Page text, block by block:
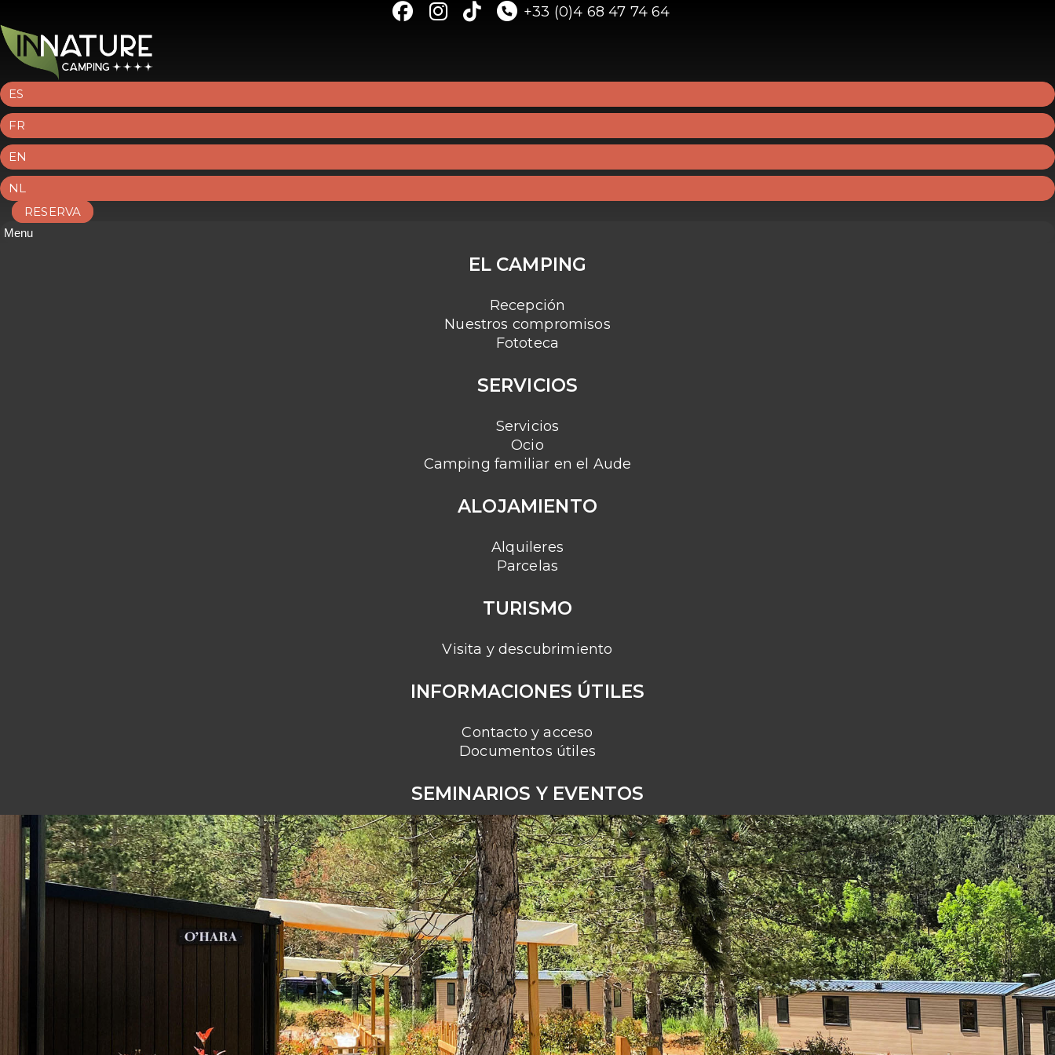
+33 (0)4 68 47 74 64
ES
FR
EN
NL
RESERVA
Menu
EL CAMPING
Recepción
Nuestros compromisos
Fototeca
SERVICIOS
Servicios
Ocio
Camping familiar en el Aude
ALOJAMIENTO
Alquileres
Parcelas
TURISMO
Visita y descubrimiento
INFORMACIONES ÚTILES
Contacto y acceso
Documentos útiles
SEMINARIOS Y EVENTOS